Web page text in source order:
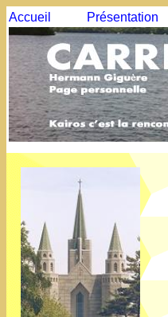
Accueil Présentation